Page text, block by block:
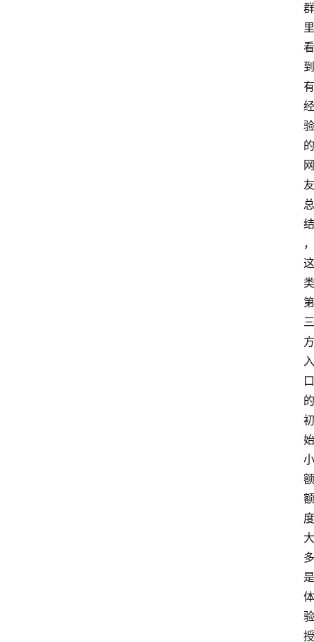
群
里
看
到
有
经
验
的
网
友
总
结
，
这
类
第
三
方
入
口
的
初
始
小
额
额
度
大
多
是
体
验
授